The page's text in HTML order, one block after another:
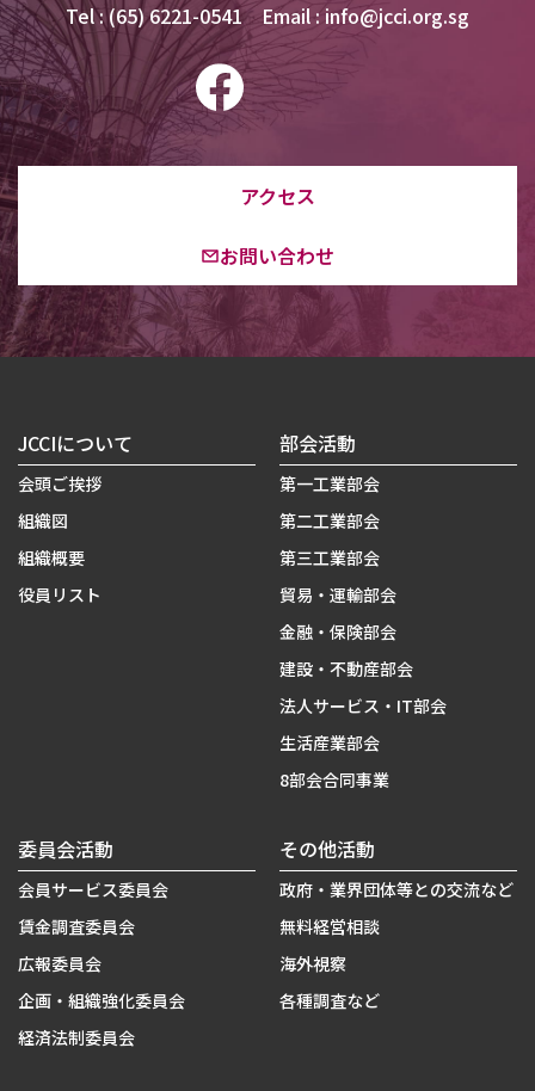
Tel : (65) 6221-0541 Email : info@jcci.org.sg
アクセス
お問い合わせ
JCCIについて
会頭ご挨拶
組織図
組織概要
役員リスト
部会活動
第一工業部会
第二工業部会
第三工業部会
貿易・運輸部会
金融・保険部会
建設・不動産部会
法人サービス・IT部会
生活産業部会
8部会合同事業
委員会活動
会員サービス委員会
賃金調査委員会
広報委員会
企画・組織強化委員会
経済法制委員会
その他活動
政府・業界団体等との交流など
無料経営相談
海外視察
各種調査など